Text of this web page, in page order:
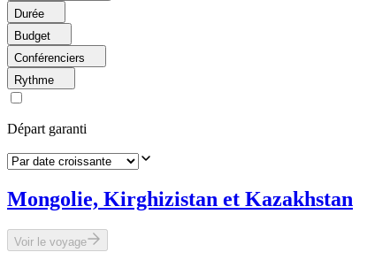
Durée
Budget
Conférenciers
Rythme
Départ garanti
Mongolie, Kirghizistan et Kazakhstan
Voir le voyage